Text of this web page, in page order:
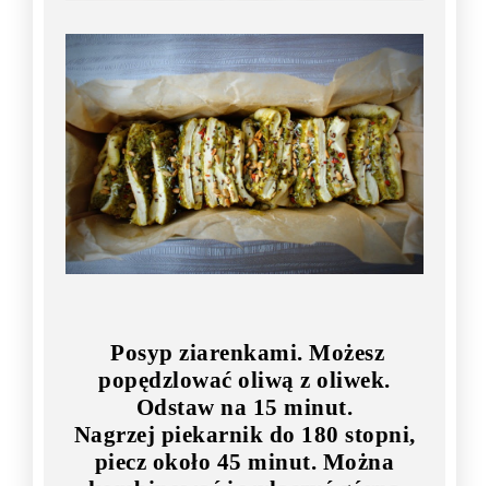
Posyp ziarenkami. Możesz
popędzlować oliwą z oliwek.
Odstaw na 15 minut.
Nagrzej piekarnik do 180 stopni,
piecz około 45 minut. Można